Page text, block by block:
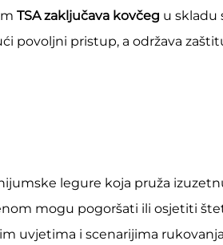
TSA zaključava kovčeg u skladu
povoljni pristup, a održava
legure koja pruža
mogu pogoršati ili osjetiti
uvjetima i scenarijima